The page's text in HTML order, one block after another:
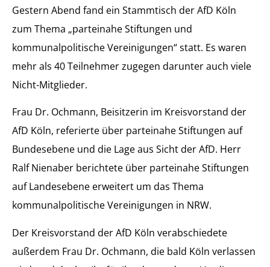
Gestern Abend fand ein Stammtisch der AfD Köln
zum Thema „parteinahe Stiftungen und
kommunalpolitische Vereinigungen“ statt. Es waren
mehr als 40 Teilnehmer zugegen darunter auch viele
Nicht-Mitglieder.
Frau Dr. Ochmann, Beisitzerin im Kreisvorstand der
AfD Köln, referierte über parteinahe Stiftungen auf
Bundesebene und die Lage aus Sicht der AfD. Herr
Ralf Nienaber berichtete über parteinahe Stiftungen
auf Landesebene erweitert um das Thema
kommunalpolitische Vereinigungen in NRW.
Der Kreisvorstand der AfD Köln verabschiedete
außerdem Frau Dr. Ochmann, die bald Köln verlassen